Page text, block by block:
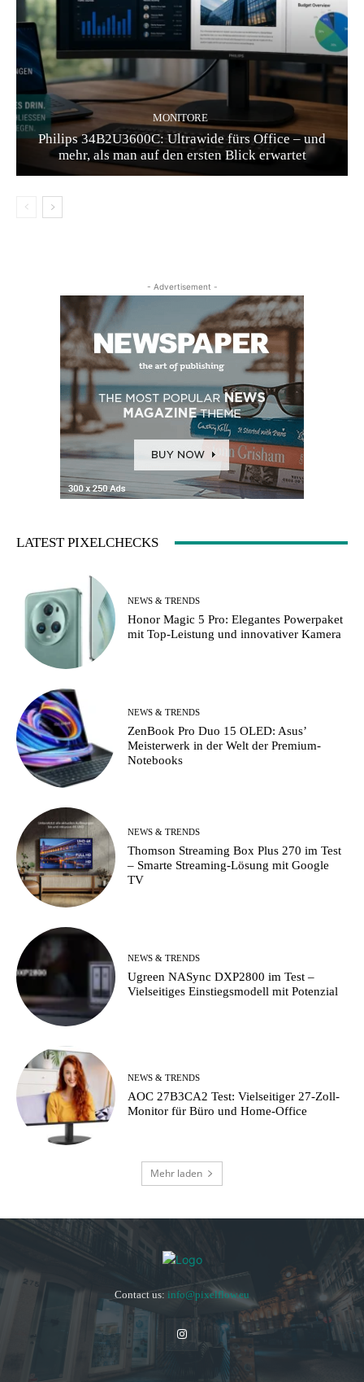
MONITORE
Philips 34B2U3600C: Ultrawide fürs Office – und
mehr, als man auf den ersten Blick erwartet
- Advertisement -
LATEST PIXELCHECKS
NEWS & TRENDS
Honor Magic 5 Pro: Elegantes Powerpaket
mit Top-Leistung und innovativer Kamera
NEWS & TRENDS
ZenBook Pro Duo 15 OLED: Asus’
Meisterwerk in der Welt der Premium-
Notebooks
NEWS & TRENDS
Thomson Streaming Box Plus 270 im Test
– Smarte Streaming-Lösung mit Google
TV
NEWS & TRENDS
Ugreen NASync DXP2800 im Test –
Vielseitiges Einstiegsmodell mit Potenzial
NEWS & TRENDS
AOC 27B3CA2 Test: Vielseitiger 27-Zoll-
Monitor für Büro und Home-Office
Mehr laden
Contact us: info@pixelflow.eu